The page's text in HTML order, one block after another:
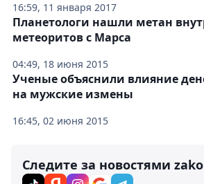
16:59, 11 января 2017
04:49, 18 июня 2015
Планетологи нашли метан
метеоритов с Марса
16:45, 02 июня 2015
Ученые объяснили влияние
на мужские измены
Следите за новостями